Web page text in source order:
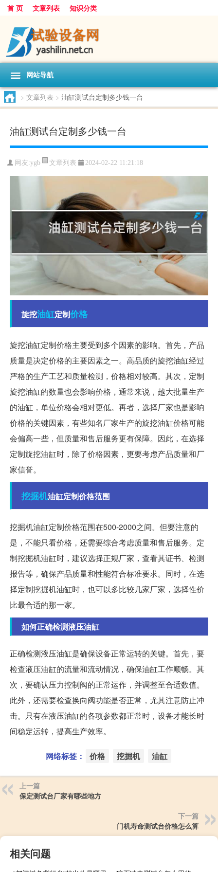
首 页 文章列表 知识分类
网站导航
> 文章列表 > 油缸测试台定制多少钱一台
油缸测试台定制多少钱一台
网友:ygb 文章列表 2024-02-22 11:21:18
旋挖油缸定制价格
旋挖油缸定制价格主要受到多个因素的影响。首先，产品
质量是决定价格的主要因素之一。高品质的旋挖油缸经过
严格的生产工艺和质量检测，价格相对较高。其次，定制
旋挖油缸的数量也会影响价格，通常来说，越大批量生产
的油缸，单位价格会相对更低。再者，选择厂家也是影响
价格的关键因素，有些知名厂家生产的旋挖油缸价格可能
会偏高一些，但质量和售后服务更有保障。因此，在选择
定制旋挖油缸时，除了价格因素，更要考虑产品质量和厂
家信誉。
挖掘机油缸定制价格范围
挖掘机油缸定制价格范围在500-2000之间。但要注意的
是，不能只看价格，还需要综合考虑质量和售后服务。定
制挖掘机油缸时，建议选择正规厂家，查看其证书、检测
报告等，确保产品质量和性能符合标准要求。同时，在选
择定制挖掘机油缸时，也可以多比较几家厂家，选择性价
比最合适的那一家。
如何正确检测液压油缸
正确检测液压油缸是确保设备正常运转的关键。首先，要
检查液压油缸的流量和流动情况，确保油缸工作顺畅。其
次，要确认压力控制阀的正常运作，并调整至合适数值。
此外，还需要检查换向阀功能是否正常，尤其注意防止冲
击。只有在液压油缸的各项参数都正常时，设备才能长时
间稳定运转，提高生产效率。
网络标签： 价格 挖掘机 油缸
上一篇
保定测试台厂家有哪些地方
下一篇
门机寿命测试台价格怎么算
相关问题